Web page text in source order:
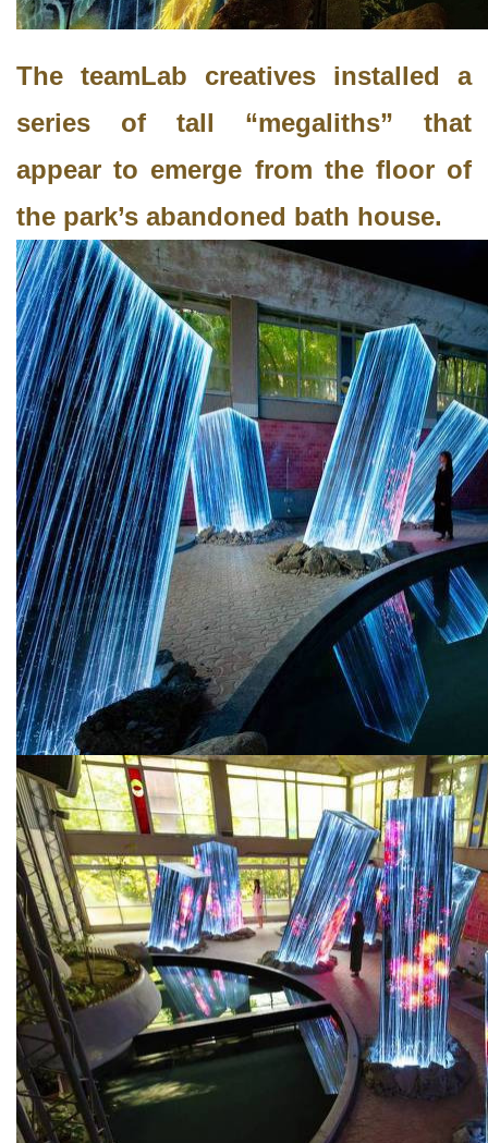
The teamLab creatives installed a
series of tall “megaliths” that
appear to emerge from the floor of
the park’s abandoned bath house.